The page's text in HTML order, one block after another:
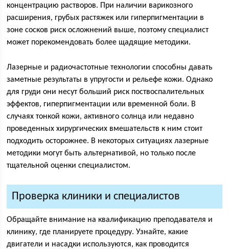
концентрацию растворов. При наличии варикозного
расширения, грубых растяжек или гиперпигментации в
зоне сосков риск осложнений выше, поэтому специалист
может порекомендовать более щадящие методики.
Лазерные и радиочастотные технологии способны давать
заметные результаты в упругости и рельефе кожи. Однако
для груди они несут больший риск поствоспалительных
эффектов, гиперпигментации или временной боли. В
случаях тонкой кожи, активного солнца или недавно
проведенных хирургических вмешательств к ним стоит
подходить осторожнее. В некоторых ситуациях лазерные
методики могут быть альтернативой, но только после
тщательной оценки специалистом.
Проверка клиники и специалистов
Обращайте внимание на квалификацию преподавателя и
клинику, где планируете процедуру. Узнайте, какие
двигатели и насадки используются, как проводится